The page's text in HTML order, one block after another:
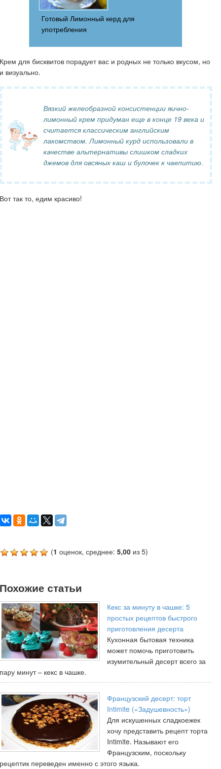
Готовый Лимонный керд для
употребления
Крем для бисквитов порадует вас и родных не только вкусом, но
и визуально.
Вязкий желеобразной консистенции яично-
лимонный крем придуман еще в конце 19 века и
считается классическим английским
лакомством. Лимонный курд использовали в
качестве альтернативы слишком сладких
джемов для овсяных каш и булочек к чаепитию.
Вот так то, едим красиво!
(1 оценок, среднее:5,00 из 5)
Похожие статьи
Кекс за минуту в чашке: 5
простых рецептов быстрого
приготовления десерта
Кухонная бытовая техника
может помочь приготовить
изумительный десерт всего за
пару минут – кекс в чашке.
Французский десерт: торт
Intimite («Задушевность»)
Для искушенных сладкоежек
хочу представить рецепт торта
Intimite. Называют его
Французским, поскольку
рецептик переведен именно с этого языка.